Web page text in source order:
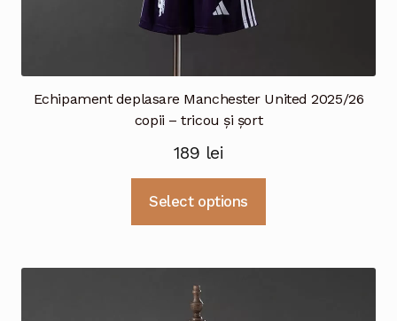
Echipament deplasare Manchester United 2025/26
copii – tricou și șort
189 lei
Select options